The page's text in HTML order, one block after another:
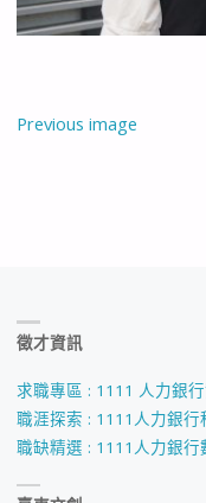
Previous image
徵才資訊
求職專區 : 1111 人力銀
職涯探索 : 1111人力銀
職缺精選 : 1111人力銀